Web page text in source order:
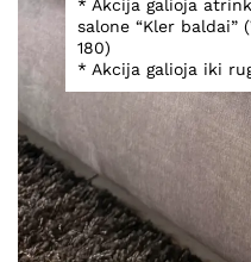
* Akcija galioja
salone “Kler baldai”
180)
* Akcija galioja iki
Įsiminti
Teirautis dėl prekės